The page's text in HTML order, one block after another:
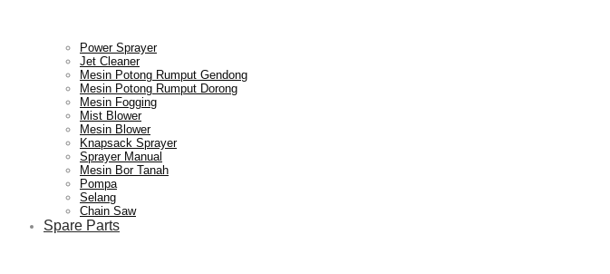
Supplier
Mesin
Supplier
Power Sprayer
Jet Cleaner
Mesin Potong Rumput Gendong
Mesin Potong Rumput Dorong
Mesin Fogging
Mist Blower
Mesin Blower
Knapsack Sprayer
Sprayer Manual
Mesin Bor Tanah
Pompa
Selang
Chain Saw
Spare Parts